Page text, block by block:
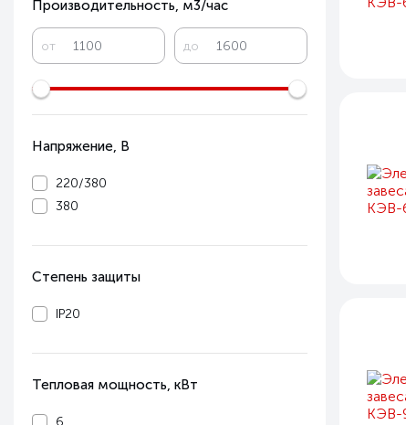
Производительность, м3/час
от до
Напряжение, В
220/380
380
Степень защиты
IP20
Тепловая мощность, кВт